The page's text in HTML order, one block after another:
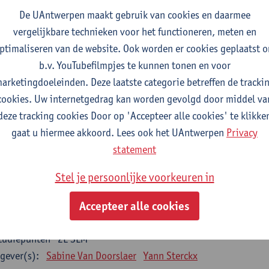
Wim Vanden Berghe
mining
2E SEM
studiepunten
Erik Fransen Kris Laukens
Animal Science (core module)
2E SEM
Chris Van Ginneken Debby Van Dam
2E SEM
Kristien Hens Patrick Rüdelsheim
structural biology
2E SEM
Sabine Van Doorslaer Yann Sterckx
De UAntwerpen maakt gebruik van cookies en daarmee
vergelijkbare technieken voor het functioneren, meten en
van de website. Ook worden er cookies geplaatst
b.v. YouTubefilmpjes te kunnen tonen en voor
Deze laatste categorie betreffen de
Uw internetgedrag kan worden gevolgd door middel
tracking cookies Door op 'Accepteer alle cookies' te
gaat u hiermee akkoord. Lees ook het UAntwerpen Privacy
statement
Stel je persoonlijke voorkeuren in
Accepteer alle cookies